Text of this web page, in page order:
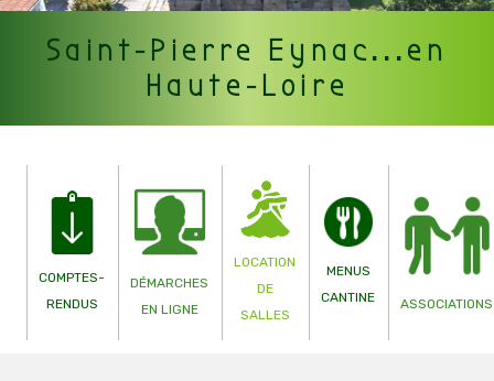
Saint-Pierre Eynac...en
Haute-Loire
COMPTES-
RENDUS
DÉMARCHES
EN LIGNE
LOCATION
DE
SALLES
MENUS
CANTINE
ASSOCIATIONS